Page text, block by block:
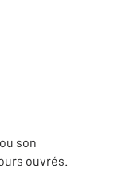
son
ouvrés.